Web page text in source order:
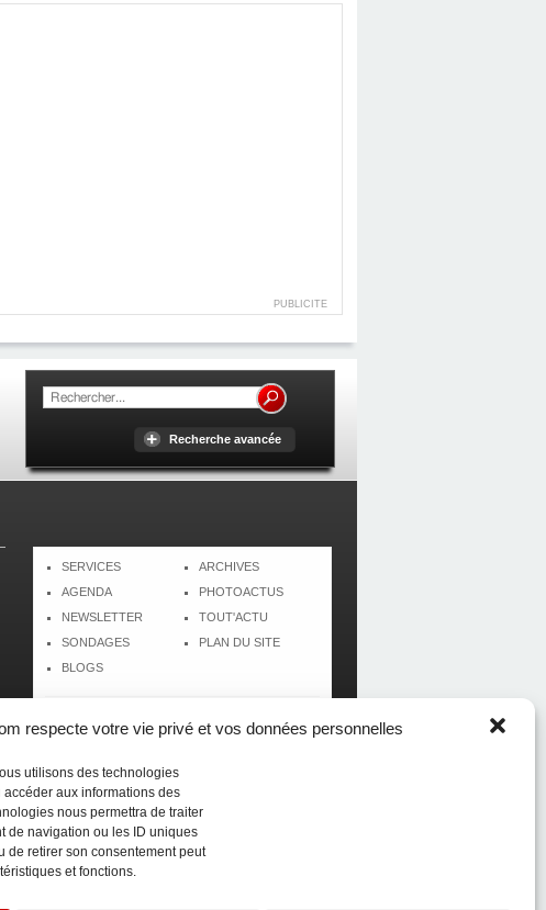
respecte votre vie privé et vos données personnelles
utilisons des technologies
aux informations des
nous permettra de traiter
de navigation ou les ID uniques
de retirer son consentement peut
et fonctions.
PUBLICITE
Recherche avancée
SERVICES
AGENDA
NEWSLETTER
SONDAGES
BLOGS
ARCHIVES
PHOTOACTUS
TOUT'ACTU
PLAN DU SITE